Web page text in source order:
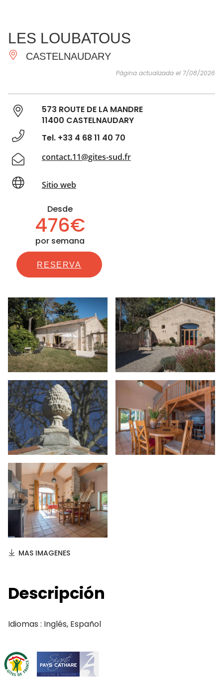
IMPRESCINDIBLES
HACER
LES LOUBATOUS
CASTELNAUDARY
Página actualizada el 7/08/2026
573 ROUTE DE LA MANDRE
11400 CASTELNAUDARY
Tel. +33 4 68 11 40 70
contact.11@gites-sud.fr
Sitio web
Desde
476€
por semana
RESERVA
MAS IMAGENES
Descripción
Idiomas : Inglés, Español